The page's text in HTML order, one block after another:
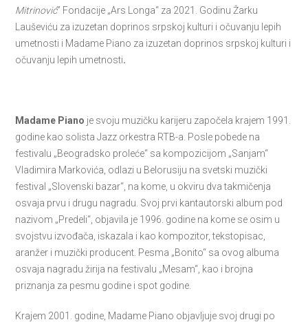
Mitrinović” Fondacije „Ars Longa“ za 2021. Godinu Žarku
Lauševiću za izuzetan doprinos srpskoj kulturi i očuvanju lepih
umetnosti i Madame Piano za izuzetan doprinos srpskoj kulturi i
očuvanju lepih umetnosti.
Madame Piano je svoju muzičku karijeru započela krajem 1991.
godine kao solista Jazz orkestra RTB-a. Posle pobede na
festivalu „Beogradsko proleće“ sa kompozicijom „Sanjam“
Vladimira Markovića, odlazi u Belorusiju na svetski muzički
festival „Slovenski bazar“, na kome, u okviru dva takmičenja
osvaja prvu i drugu nagradu. Svoj prvi kantautorski album pod
nazivom „Predeli“, objavila je 1996. godine na kome se osim u
svojstvu izvođača, iskazala i kao kompozitor, tekstopisac,
aranžer i muzički producent. Pesma „Bonito“ sa ovog albuma
osvaja nagradu žirija na festivalu „Mesam“, kao i brojna
priznanja za pesmu godine i spot godine.
Krajem 2001. godine, Madame Piano objavljuje svoj drugi po